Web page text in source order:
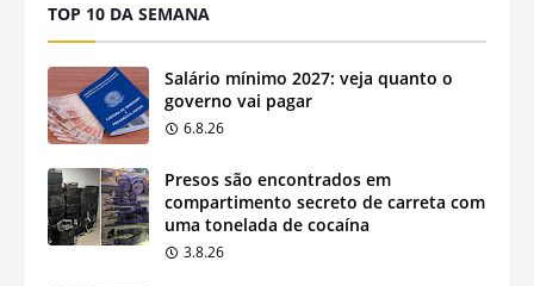
TOP 10 DA SEMANA
Salário mínimo 2027: veja quanto o
governo vai pagar
6.8.26
Presos são encontrados em
compartimento secreto de carreta com
uma tonelada de cocaína
3.8.26